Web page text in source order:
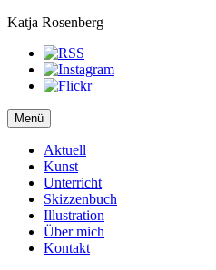
Katja Rosenberg
Menü
Aktuell
Kunst
Unterricht
Skizzenbuch
Illustration
Über mich
Kontakt